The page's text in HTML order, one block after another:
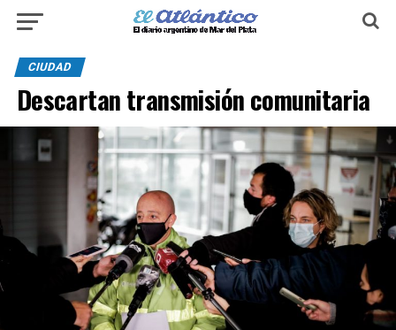
CIUDAD
Descartan transmisión comunitaria